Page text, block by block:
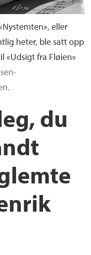
eller
heter, ble satt opp
«Udsigt fra Fløien»
du